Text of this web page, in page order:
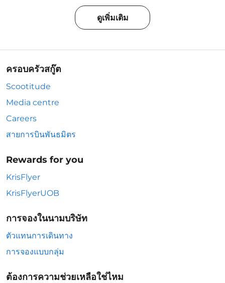
ดูเพิ่มเติม
ครอบครัวสกู๊ต
Scootitude
Media centre
Careers
สายการบินพันธมิตร
Rewards for you
KrisFlyer
KrisFlyerUOB
การจองในนามบริษัท
ตัวแทนการเดินทาง
การจองแบบกลุ่ม
ต้องการความช่วยเหลือใช่ไหม